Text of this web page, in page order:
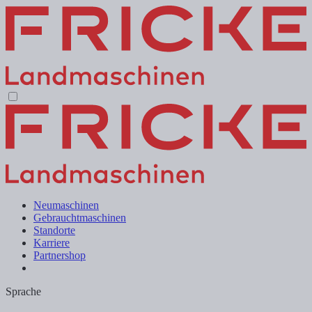
Neumaschinen
Gebrauchtmaschinen
Standorte
Karriere
Partnershop
Sprache